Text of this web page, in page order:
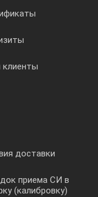
клиенты
доставки
приема СИ в
(калибровку)